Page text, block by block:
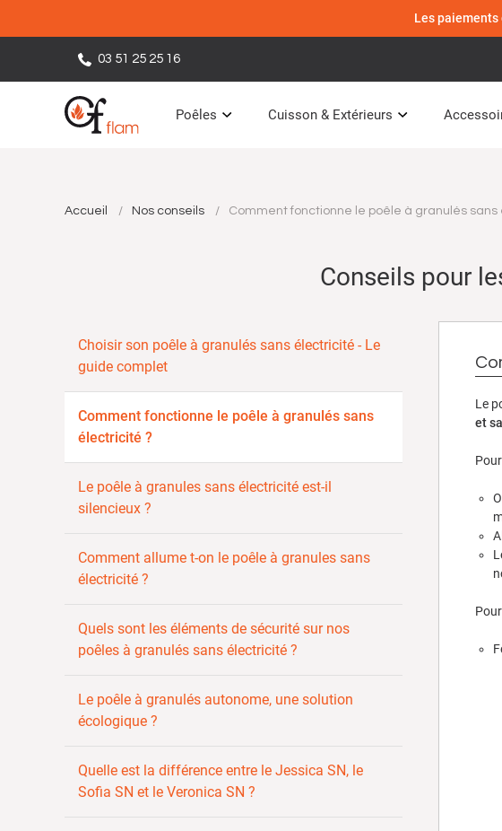
Les
03 51 25 25 16
Poêles Cuisson & Extérieurs
Accueil Nos conseils Comment fonctionne le poêle à granulés sans
Conseils pour
Choisir son poêle à granulés sans électricité - Le
guide complet
Comment fonctionne le poêle à granulés sans
électricité ?
Le poêle à granules sans électricité est-il
silencieux ?
Comment allume t-on le poêle à granules sans
électricité ?
Quels sont les éléments de sécurité sur nos
poêles à granulés sans électricité ?
Le poêle à granulés autonome, une solution
écologique ?
Quelle est la différence entre le Jessica SN, le
Sofia SN et le Veronica SN ?
Le
et